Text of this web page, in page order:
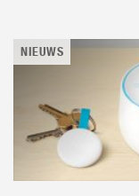
NIEUWS